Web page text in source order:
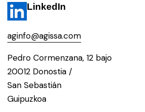
LinkedIn
aginfo@agissa.com
Pedro Cormenzana, 12 bajo
20012 Donostia /
San Sebastián
Guipuzkoa